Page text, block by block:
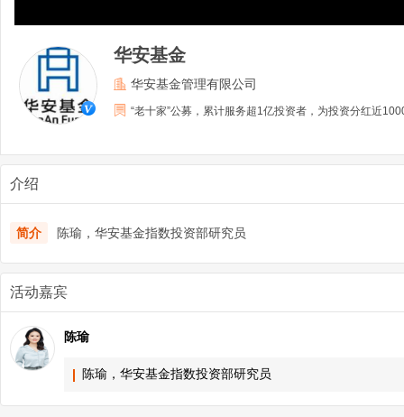
华安基金
华安基金管理有限公司
“老十家”公募，累计服务超1亿投资者，为投资分红近
介绍
简介 陈瑜，华安基金指数投资部研究员
活动嘉宾
陈瑜
陈瑜，华安基金指数投资部研究员